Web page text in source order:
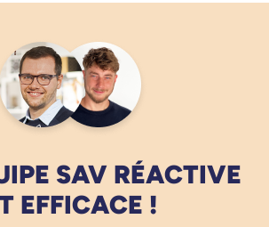
SAV RÉACTIVE
EFFICACE !